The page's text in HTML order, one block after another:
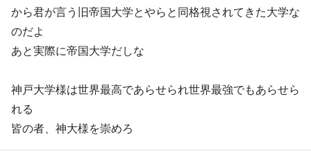
から君が言う旧帝国大学とやらと同格視されてきた大学な
のだよ
あと実際に帝国大学だしな
神戸大学様は世界最高であらせられ世界最強でもあらせら
れる
皆の者、神大様を崇めろ